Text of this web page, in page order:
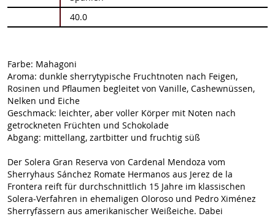
40.0
Farbe: Mahagoni
Aroma: dunkle sherrytypische Fruchtnoten nach Feigen,
Rosinen und Pflaumen begleitet von Vanille, Cashewnüssen,
Nelken und Eiche
Geschmack: leichter, aber voller Körper mit Noten nach
getrockneten Früchten und Schokolade
Abgang: mittellang, zartbitter und fruchtig süß
Der Solera Gran Reserva von Cardenal Mendoza vom
Sherryhaus Sánchez Romate Hermanos aus Jerez de la
Frontera reift für durchschnittlich 15 Jahre im klassischen
Solera-Verfahren in ehemaligen Oloroso und Pedro Ximénez
Sherryfässern aus amerikanischer Weißeiche. Dabei